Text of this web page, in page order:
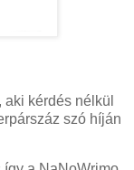
kérdés nélkül
szó híján